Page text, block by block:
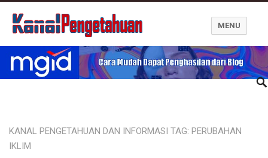
Kanal Pengetahuan dan Informasi
MENU
KANAL PENGETAHUAN DAN INFORMASI TAG: PERUBAHAN
IKLIM